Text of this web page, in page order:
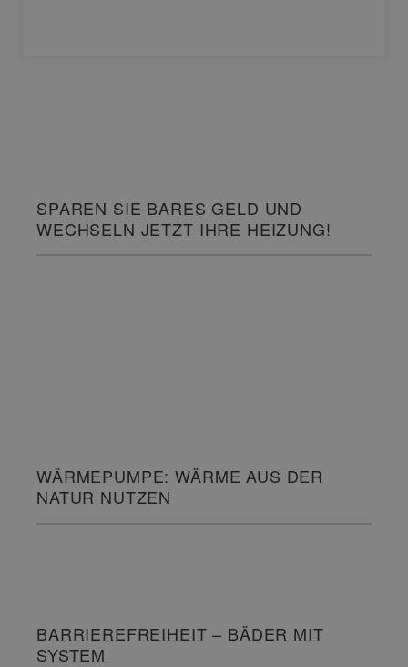
SPAREN SIE BARES GELD UND
WECHSELN JETZT IHRE HEIZUNG!
WÄRMEPUMPE: WÄRME AUS DER
NATUR NUTZEN
BARRIEREFREIHEIT – BÄDER MIT
SYSTEM